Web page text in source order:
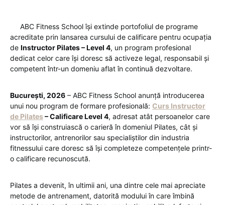
ABC Fitness School își extinde portofoliul de programe
acreditate prin lansarea cursului de calificare pentru ocupația
de Instructor Pilates – Level 4, un program profesional
dedicat celor care își doresc să activeze legal, responsabil și
competent într-un domeniu aflat în continuă dezvoltare.
București, 2026 – ABC Fitness School anunță introducerea
unui nou program de formare profesională: Curs Instructor
de Pilates– Calificare Level 4, adresat atât persoanelor care
vor să își construiască o carieră în domeniul Pilates, cât și
instructorilor, antrenorilor sau specialiștilor din industria
fitnessului care doresc să își completeze competențele printr-
o calificare recunoscută.
Pilates a devenit, în ultimii ani, una dintre cele mai apreciate
metode de antrenament, datorită modului în care îmbină